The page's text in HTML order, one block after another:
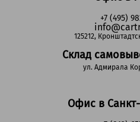
+7 (495)
125212,
Склад
ул. Адмирала
Офис в